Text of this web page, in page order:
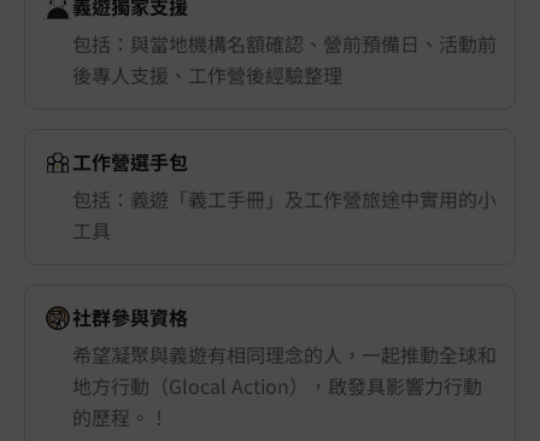
義遊獨家支援
包括：與當地機構名額確認、營前預備日、活動前
後專人支援、工作營後經驗整理
工作營選手包
包括：義遊「義工手冊」及工作營旅途中實用的小
工具
社群參與資格
希望凝聚與義遊有相同理念的人，一起推動全球和
地方行動（Glocal Action），啟發具影響力行動
的歷程。！